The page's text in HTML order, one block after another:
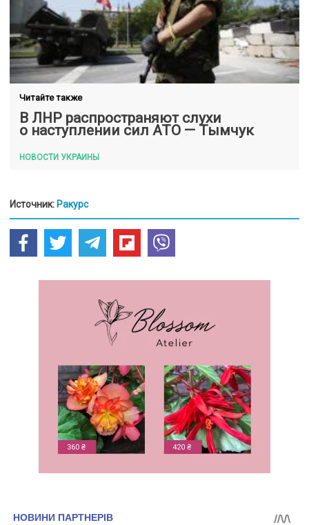
Читайте также
В ЛНР распространяют слухи
о наступлении сил АТО — Тымчук
НОВОСТИ УКРАИНЫ
Источник: Ракурс